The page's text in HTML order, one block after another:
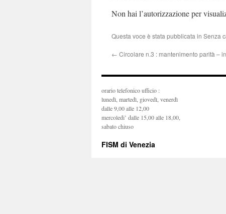
Non hai l’autorizzazione per
Questa voce è stata pubblicata in Senza
← Circolare n.3 : mantenimento parità –
orario telefonico ufficio :
lunedì, martedì, giovedì, venerdì
dalle 9,00 alle 12,00
mercoledi’ dalle 15,00 alle 18,00,
sabato chiuso
FISM di Venezia